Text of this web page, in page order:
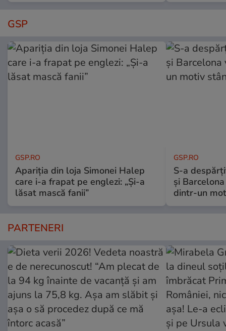
GSP
GSP.RO
Apariția din loja Simonei Halep
care i-a frapat pe englezi: „Și-a
lăsat mască fanii”
GSP.RO
S-a
și
dintr-un
PARTENERI